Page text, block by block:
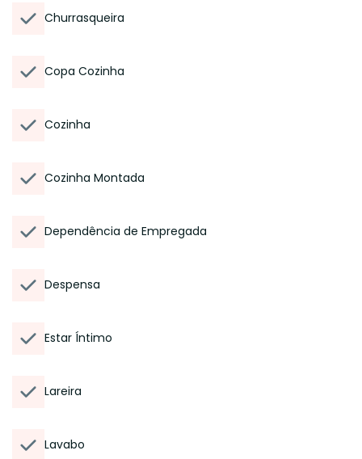
Churrasqueira
Copa Cozinha
Cozinha
Cozinha Montada
Dependência de Empregada
Despensa
Estar Íntimo
Lareira
Lavabo